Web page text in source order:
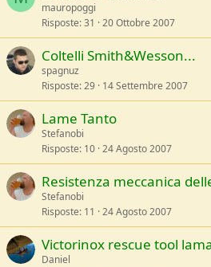
mauropoggi
Risposte 31 20 Ottobre 2007
Coltelli Smith&Wesson...
spagnuz
Risposte 29 14 Settembre 2007
Lame Tanto
Stefanobi
Risposte 10 24 Agosto 2007
Resistenza meccanica
Stefanobi
Risposte 11 24 Agosto 2007
Victorinox rescue tool
Daniel